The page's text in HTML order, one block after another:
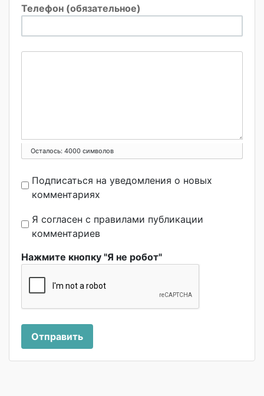
Телефон (обязательное)
Осталось: 4000 символов
Подписаться на уведомления о новых
комментариях
Я согласен с правилами публикации
комментариев
Нажмите кнопку "Я не робот"
Отправить